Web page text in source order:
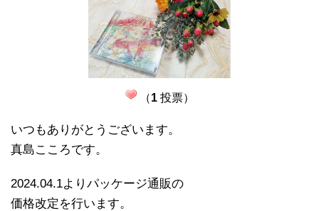
（1投票）
いつもありがとうございます。
真島こころです。
2024.04.1よりパッケージ通販の
価格改定を行います。